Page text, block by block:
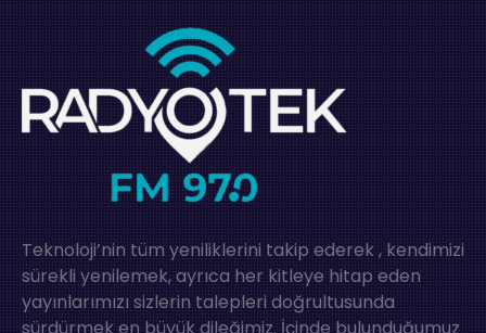
Teknoloji’nin tüm yeniliklerini takip ederek , kendimizi
sürekli yenilemek, ayrıca her kitleye hitap eden
yayınlarımızı sizlerin talepleri doğrultusunda
sürdürmek en büyük dileğimiz. İçinde bulunduğumuz